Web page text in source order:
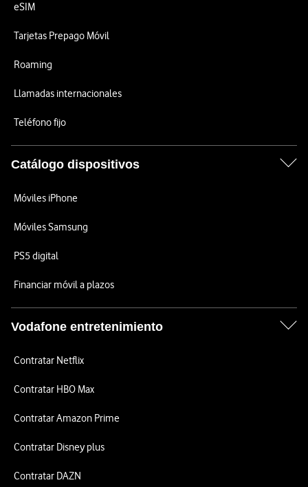
eSIM
Tarjetas Prepago Móvil
Roaming
Llamadas internacionales
Teléfono fijo
Catálogo dispositivos
Móviles iPhone
Móviles Samsung
PS5 digital
Financiar móvil a plazos
Vodafone entretenimiento
Contratar Netflix
Contratar HBO Max
Contratar Amazon Prime
Contratar Disney plus
Contratar DAZN